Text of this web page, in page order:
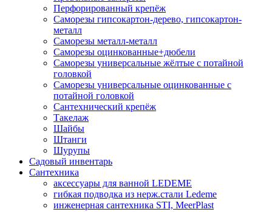
Перфорированный крепёж
Саморезы гипсокартон-дерево, гипсокартон-
металл
Саморезы металл-металл
Саморезы оцинкованные+дюбели
Саморезы универсальные жёлтые с потайной
головкой
Саморезы универсальные оцинкованные с
потайной головкой
Сантехнический крепёж
Такелаж
Шайбы
Штанги
Шурупы
Садовый инвентарь
Сантехника
аксессуары для ванной LEDEME
гибкая подводка из нерж.стали Ledeme
инженерная сантехника STI, MeerPlast